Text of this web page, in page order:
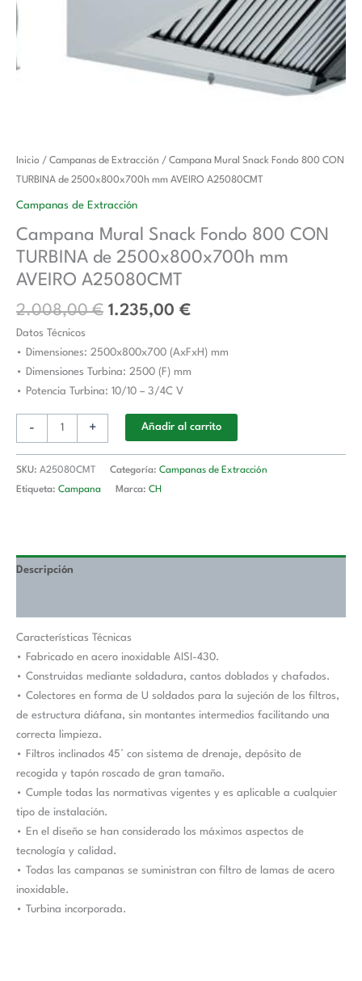
Inicio / Campanas de Extracción / Campana Mural Snack Fondo 800 CON
TURBINA de 2500x800x700h mm AVEIRO A25080CMT
Campanas de Extracción
Campana Mural Snack Fondo 800 CON
TURBINA de 2500x800x700h mm
AVEIRO A25080CMT
2.008,00€
El
precio
original
2.008,00 €.
1.235,00 €
El
precio
1.235,00 €.
Datos Técnicos
• Dimensiones: 2500x800x700 (AxFxH) mm
• Dimensiones Turbina: 2500 (F) mm
• Potencia Turbina: 10/10 – 3/4C V
-
Campana
Mural
Snack
800
CON
TURBINA
2500x800x700h
mm
AVEIRO
A25080CMT
cantidad
+ Añadir al carrito
SKU: A25080CMT Categoría: Campanas de Extracción
Etiqueta: Campana Marca: CH
Descripción
Características Técnicas
• Fabricado en acero inoxidable AISI-430.
• Construidas mediante soldadura, cantos doblados y chafados.
• Colectores en forma de U soldados para la sujeción de los filtros,
de estructura diáfana, sin montantes intermedios facilitando una
correcta limpieza.
• Filtros inclinados 45° con sistema de drenaje, depósito de
recogida y tapón roscado de gran tamaño.
• Cumple todas las normativas vigentes y es aplicable a cualquier
tipo de instalación.
• En el diseño se han considerado los máximos aspectos de
tecnología y calidad.
• Todas las campanas se suministran con filtro de lamas de acero
inoxidable.
• Turbina incorporada.